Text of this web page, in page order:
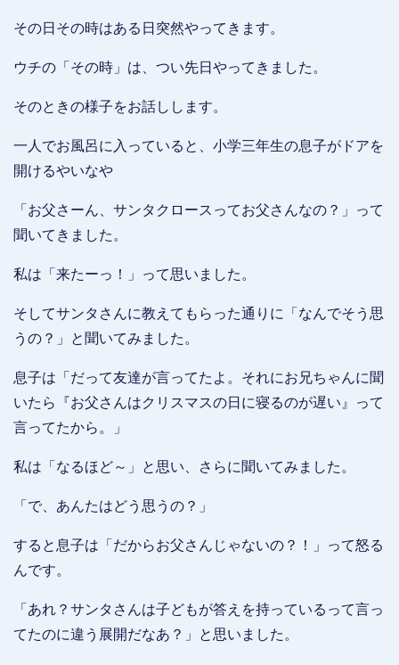
その日その時はある日突然やってきます。
ウチの「その時」は、つい先日やってきました。
そのときの様子をお話しします。
一人でお風呂に入っていると、小学三年生の息子がドアを
開けるやいなや
「お父さーん、サンタクロースってお父さんなの？」って
聞いてきました。
私は「来たーっ！」って思いました。
そしてサンタさんに教えてもらった通りに「なんでそう思
うの？」と聞いてみました。
息子は「だって友達が言ってたよ。それにお兄ちゃんに聞
いたら『お父さんはクリスマスの日に寝るのが遅い』って
言ってたから。」
私は「なるほど～」と思い、さらに聞いてみました。
「で、あんたはどう思うの？」
すると息子は「だからお父さんじゃないの？！」って怒る
んです。
「あれ？サンタさんは子どもが答えを持っているって言っ
てたのに違う展開だなあ？」と思いました。